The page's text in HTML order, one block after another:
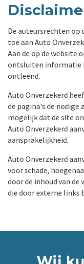
De auteursrechten op
toe aan Auto
Aan de op de website
ontsluiten informatie
ontleend.
Auto Onverzekerd
de pagina's de nodige
mogelijk dat de site
Auto Onverzekerd
aansprakelijkheid.
Auto Onverzekerd
voor schade,
door de inhoud van de
die door externe links